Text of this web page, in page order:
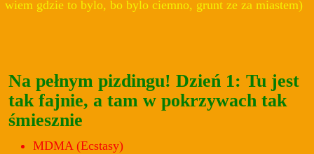
wiem gdzie to bylo, bo bylo ciemno, grunt ze za miastem)
Na pełnym pizdingu! Dzień 1: Tu jest
tak fajnie, a tam w pokrzywach tak
śmiesznie
MDMA (Ecstasy)